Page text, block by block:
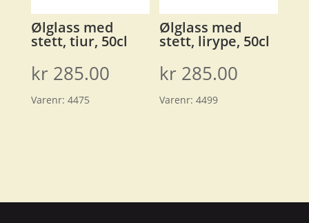
Ølglass med
stett, tiur, 50cl
kr 285.00
Varenr: 4475
Ølglass med
stett, lirype, 50cl
kr 285.00
Varenr:4499